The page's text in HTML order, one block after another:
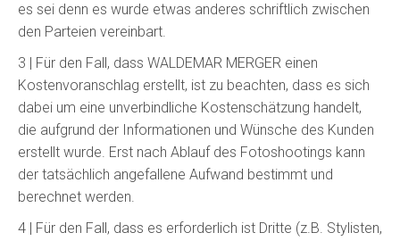
es sei denn es wurde etwas anderes schriftlich zwischen
den Parteien vereinbart.
3 | Für den Fall, dass WALDEMAR MERGER einen
Kostenvoranschlag erstellt, ist zu beachten, dass es sich
dabei um eine unverbindliche Kostenschätzung handelt,
die aufgrund der Informationen und Wünsche des Kunden
erstellt wurde. Erst nach Ablauf des Fotoshootings kann
der tatsächlich angefallene Aufwand bestimmt und
berechnet werden.
4 | Für den Fall, dass es erforderlich ist Dritte (z.B. Stylisten,